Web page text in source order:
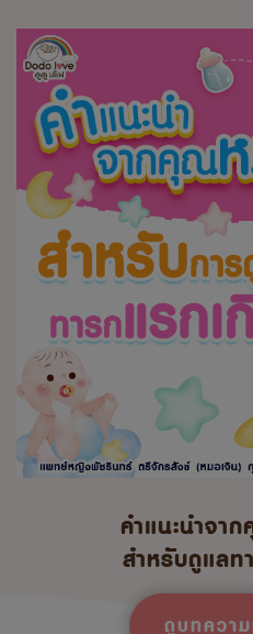
คำแนะนำจา
สำหรับดูแลท
ดูบทควา